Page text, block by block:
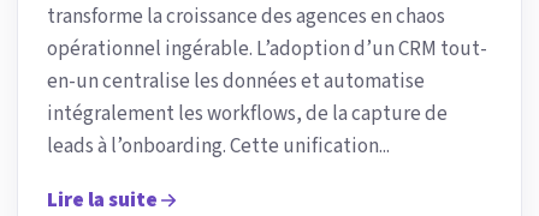
transforme la croissance des agences en chaos
opérationnel ingérable. L’adoption d’un CRM tout-
en-un centralise les données et automatise
intégralement les workflows, de la capture de
leads à l’onboarding. Cette unification...
Lire la suite